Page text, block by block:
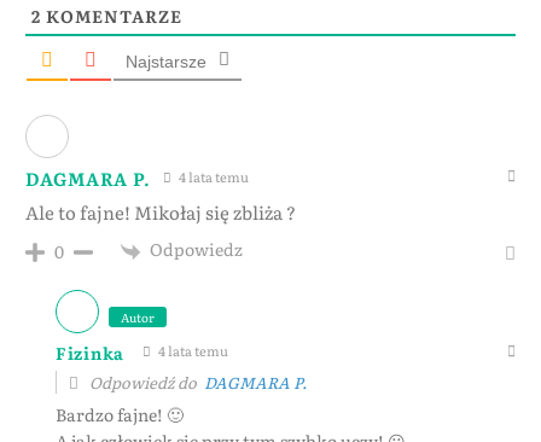
2 KOMENTARZE
Najstarsze
DAGMARA P. 4 lata temu
Ale to fajne! Mikołaj się zbliża ?
0 Odpowiedz
Autor
Fizinka 4 lata temu
Odpowiedź do DAGMARA P.
Bardzo fajne! 🙂